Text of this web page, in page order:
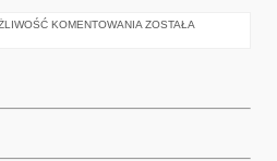
KOMENTOWANIA JAK
ZOSTAŁA